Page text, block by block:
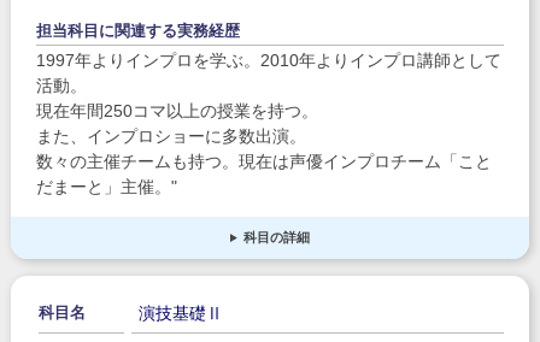
担当科目に関連する実務経歴
1997年よりインプロを学ぶ。2010年よりインプロ講師として
活動。
現在年間250コマ以上の授業を持つ。
また、インプロショーに多数出演。
数々の主催チームも持つ。現在は声優インプロチーム「こと
だまーと」主催。"
科目の詳細
科目名 演技基礎Ⅱ